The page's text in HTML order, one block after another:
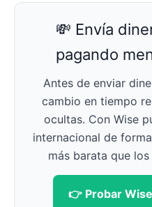
💸 Envía
pagando
Antes de enviar
cambio en tiempo
ocultas. Con Wise
internacional de
más barata que
👉 Probar